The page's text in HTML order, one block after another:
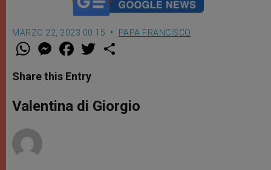
MARZO 22, 2023 00:15 PAPA FRANCISCO
W
t
s
p
p
M
e
s
e
g
e
F
a
e
b
o
k
w
r
Share this Entry
Valentina di Giorgio